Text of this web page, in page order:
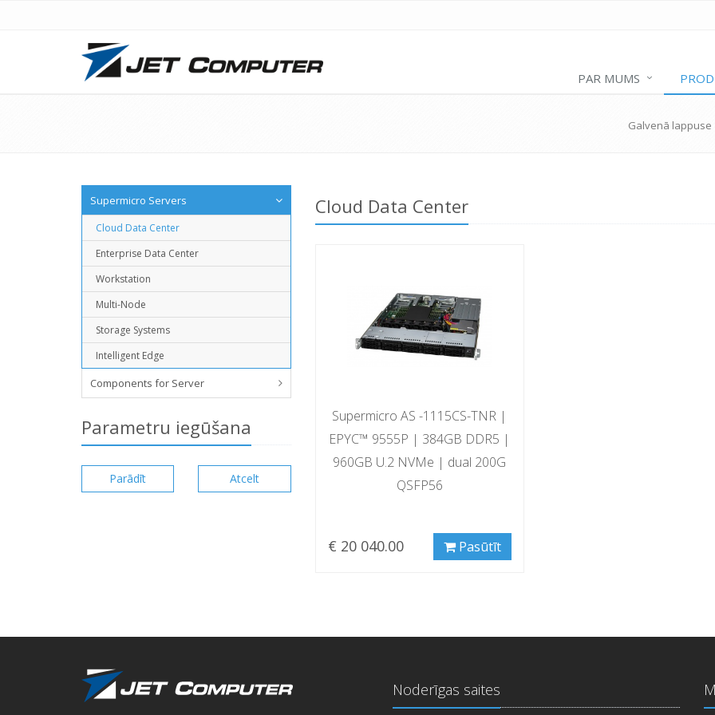
PAR MUMS
Galvenā lappuse
Supermicro Servers
Cloud Data Center
Enterprise Data Center
Workstation
Multi-Node
Storage Systems
Intelligent Edge
Components for Server
Parametru iegūšana
Cloud Data Center
Supermicro AS -1115CS-TNR |
EPYC™ 9555P | 384GB DDR5 |
960GB U.2 NVMe | dual 200G
QSFP56
€ 20 040.00 Pasūtīt
Noderīgas saites